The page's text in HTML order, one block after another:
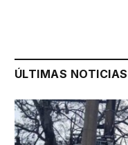
ÚLTIMAS NOTICIAS